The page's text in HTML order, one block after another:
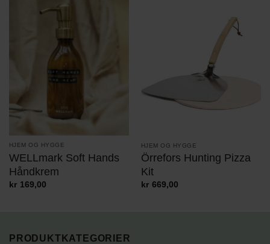
HJEM OG HYGGE
WELLmark Soft Hands
Håndkrem
kr 169,00
HJEM OG HYGGE
Örrefors Hunting Pizza
Kit
kr 669,00
PRODUKTKATEGORIER